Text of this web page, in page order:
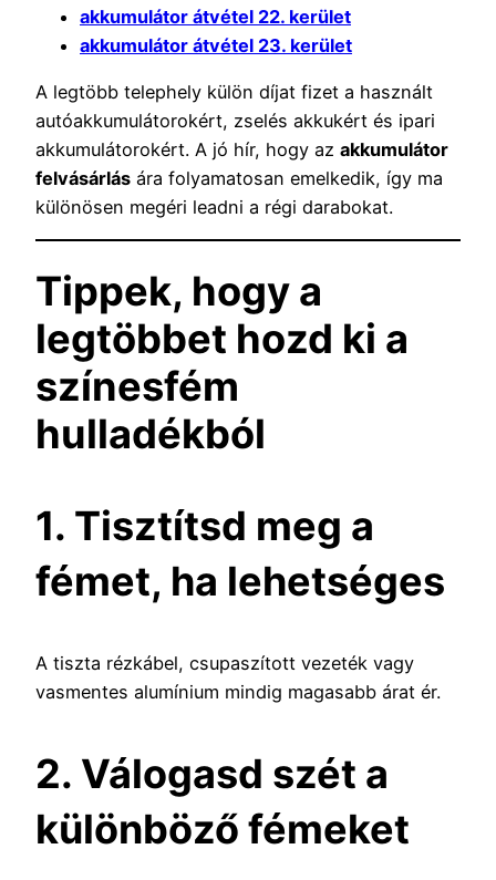
akkumulátor átvétel 22. kerület
akkumulátor átvétel 23. kerület
A legtöbb telephely külön díjat fizet a használt
autóakkumulátorokért, zselés akkukért és ipari
akkumulátorokért. A jó hír, hogy az akkumulátor
felvásárlás ára folyamatosan emelkedik, így ma
különösen megéri leadni a régi darabokat.
Tippek, hogy a
legtöbbet hozd ki a
színesfém
hulladékból
1. Tisztítsd meg a
fémet, ha lehetséges
A tiszta rézkábel, csupaszított vezeték vagy
vasmentes alumínium mindig magasabb árat ér.
2. Válogasd szét a
különböző fémeket